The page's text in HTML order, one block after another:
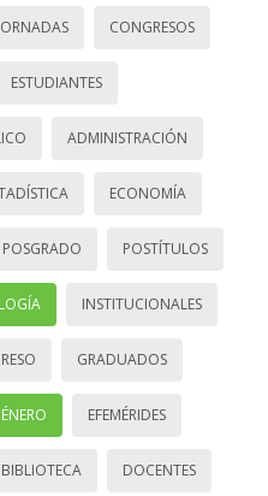
CONGRESOS
ESTUDIANTES
ADMINISTRACIÓN
ECONOMÍA
POSGRADO POSTÍTULOS
INSTITUCIONALES
GRADUADOS
EFEMÉRIDES
BIBLIOTECA DOCENTES